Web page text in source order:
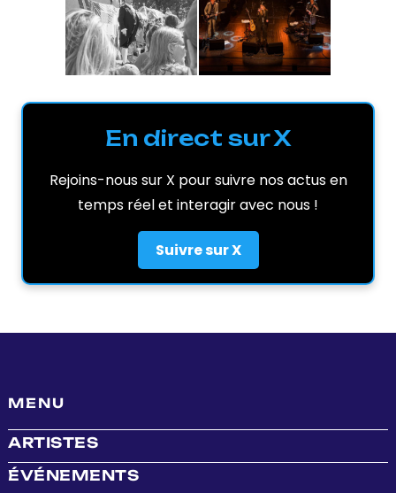
En direct sur X
Rejoins-nous sur X pour suivre nos actus en
temps réel et interagir avec nous !
Suivre sur X
MENU
ARTISTES
ÉVÉNEMENTS